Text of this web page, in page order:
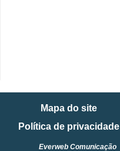
Mapa do site
Política de privacidade
Everweb Comunicação